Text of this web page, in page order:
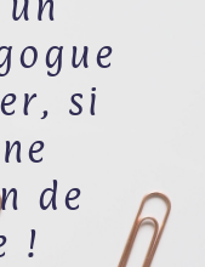
si
de
!